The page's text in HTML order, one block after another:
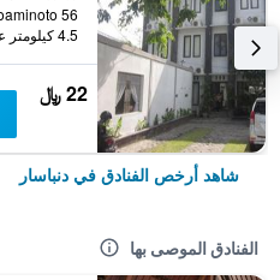
4.5 كيلومتر عن وسط المدينة
22 ﷼
شاهد أرخص الفنادق في دنباسار
الفنادق الموصى بها